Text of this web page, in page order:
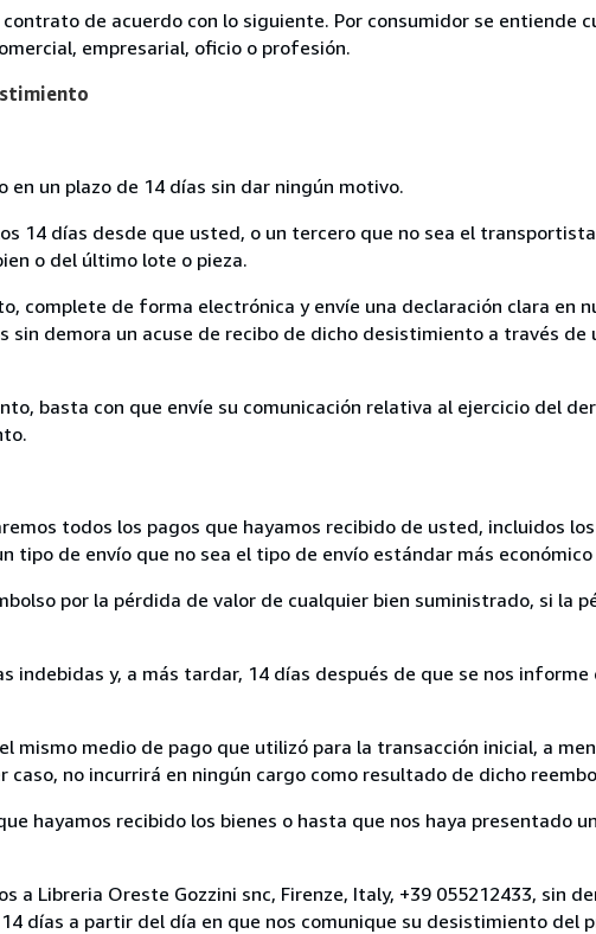
de acuerdo con lo siguiente. Por consumidor se entiende
empresarial, oficio o profesión.
un plazo de 14 días sin dar ningún motivo.
14 días desde que usted, o un tercero que no sea el
o del último lote o pieza.
complete de forma electrónica y envíe una declaración clara en
sin demora un acuse de recibo de dicho desistimiento a través
basta con que envíe su comunicación relativa al ejercicio del
todos los pagos que hayamos recibido de usted, incluidos
tipo de envío que no sea el tipo de envío estándar más
por la pérdida de valor de cualquier bien suministrado, si la
indebidas y, a más tardar, 14 días después de que se nos
mismo medio de pago que utilizó para la transacción inicial, a
no incurrirá en ningún cargo como resultado de dicho
hayamos recibido los bienes o hasta que nos haya presentado
a Libreria Oreste Gozzini snc, Firenze, Italy, +39 055212433, sin
días a partir del día en que nos comunique su desistimiento del